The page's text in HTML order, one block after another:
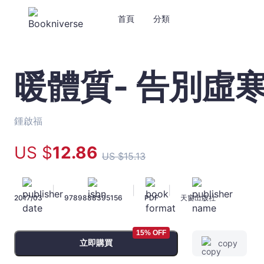
首頁 分類
暖
體
質-
告
虛
寒
生
病
鍾
福
暖體質- 告別虛
鍾啟福
US $12.86 US $15.13
2017/03
|
9789888395156 PDF 天窗出版社
立即購買
15% OFF
copy